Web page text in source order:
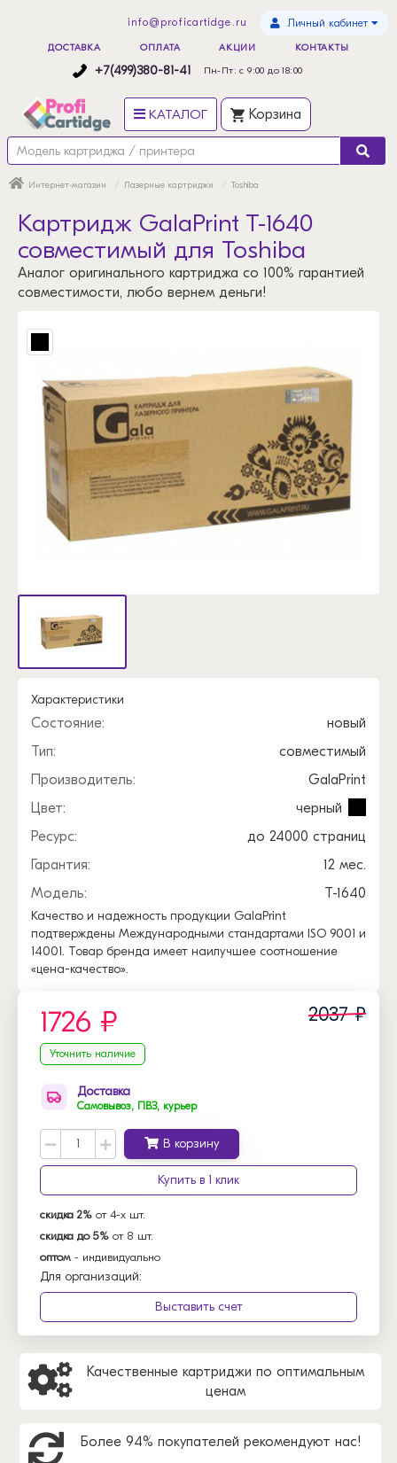
info@proficartidge.ru Личный кабинет
ДОСТАВКА ОПЛАТА АКЦИИ КОНТАКТЫ
+7(499)380-81-41 Пн-Пт: с 9:00 до 18:00
КАТАЛОГ Корзина
Интернет-магазин Лазерные картриджи Toshiba
Картридж GalaPrint T-1640
совместимый для Toshiba
Аналог оригинального картриджа со 100% гарантией
совместимости, любо вернем деньги!
Характеристики
Состояние:
новый
Тип:
совместимый
Производитель:
GalaPrint
Цвет:
черный
Ресурс:
до 24000 страниц
Гарантия:
12 мес.
Модель:
T-1640
Качество и надежность продукции GalaPrint
подтверждены Международными стандартами ISO 9001 и
14001. Товар бренда имеет наилучшее соотношение
«цена-качество».
1726 ₽ 2037 ₽
Уточнить наличие
Доставка
Самовывоз, ПВЗ, курьер
В корзину
Купить в 1 клик
скидка 2% от 4-х шт.
скидка до 5% от 8 шт.
оптом - индивидуально
Для организаций:
Выставить счет
Качественные картриджи по оптимальным
ценам
Более 94% покупателей рекомендуют нас!